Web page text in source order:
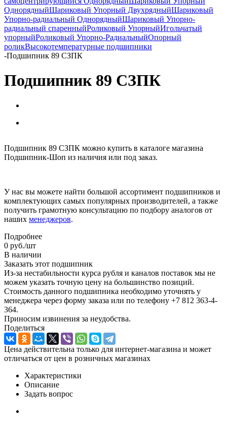
ОднорядныйШариковый Упорный ДвухрядныйШариковый
Упорно-радиальный ОднорядныйШариковый Упорно-
радиальный спаренныйРоликовый УпорныйИгольчатый
упорныйРоликовый Упорно-РадиальныйОпорный
роликВысокотемпературные подшипники
-Подшипник 89 СЗПК
Подшипник 89 СЗПК
Подшипник 89 СЗПК можно купить в каталоге магазина
Подшипник-Шоп из наличия или под заказ.
У нас вы можете найти большой ассортимент подшипников и
комплектующих самых популярных производителей, а также
получить грамотную консультацию по подбору аналогов от
наших менеджеров.
Подробнее
0 руб./шт
В наличии
Заказать этот подшипник
Из-за нестабильности курса рубля и каналов поставок мы не
можем указать точную цену на большинство позиций.
Стоимость данного подшипника необходимо уточнять у
менеджера через форму заказа или по телефону +7 812 363-4-
364.
Приносим извинения за неудобства.
Поделиться
Цена действительна только для интернет-магазина и может
отличаться от цен в розничных магазинах
Характеристики
Описание
Задать вопрос